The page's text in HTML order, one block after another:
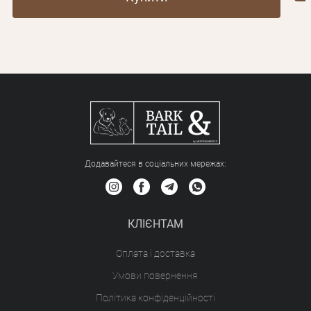
Додавайтеся в соціальних мережах:
КЛІЄНТАМ
Оплата і доставка
Умови повернення
Політика конфіденційності